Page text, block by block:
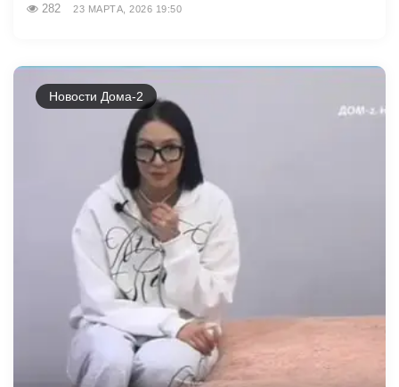
282 23 МАРТА, 2026 19:50
Новости Дома-2